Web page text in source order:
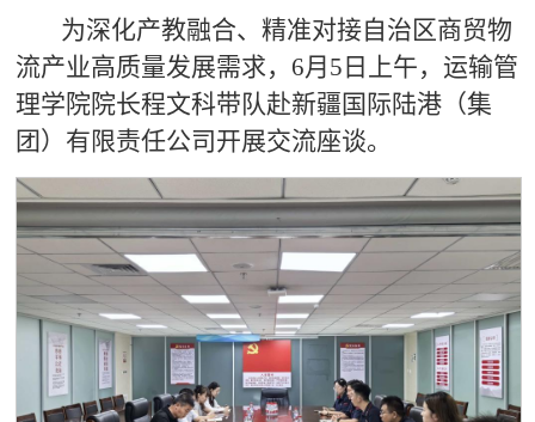
为深化产教融合、精准对接自治区商贸物
流产业高质量发展需求，6月5日上午，运输管
理学院院长程文科带队赴新疆国际陆港（集
团）有限责任公司开展交流座谈。